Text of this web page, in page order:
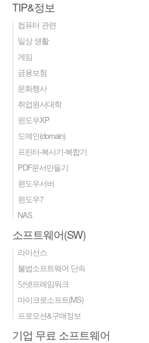
TIP&정보
컴퓨터 관련
일상 생활
게임
금융보험
문화행사
취업원서대학
윈도우XP
도메인(domain)
프린터-복사기-복합기
PDF문서만들기
윈도우서버
윈도우7
NAS
소프트웨어(SW)
라이선스
불법소프트웨어 단속
닷넷프레임워크
마이크로소프트(MS)
프로모션&구매정보
기업 무료 소프트웨어